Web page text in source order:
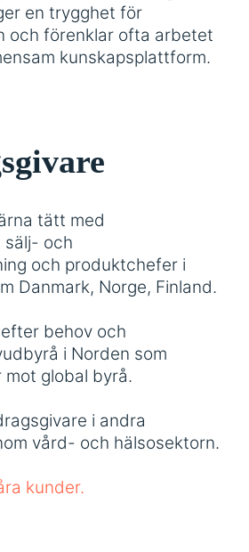
en trygghet för
och förenklar ofta arbetet
kunskapsplattform.
tätt med
sälj- och
och produktchefer i
Danmark, Norge, Finland.
behov och
i Norden som
global byrå.
i andra
vård- och hälsosektorn.
kunder.